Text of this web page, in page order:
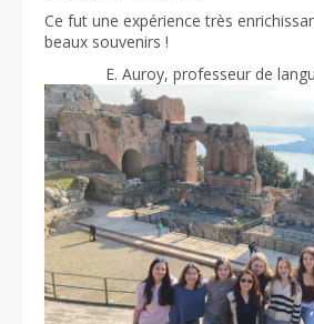
Ce fut une expérience très
beaux souvenirs !
E. Auroy, professeur de